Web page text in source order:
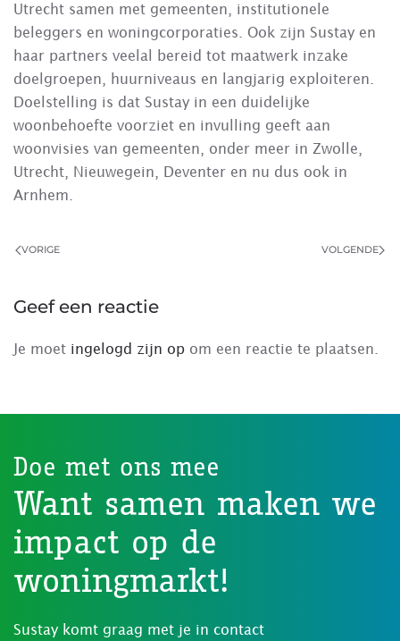
Utrecht samen met gemeenten, institutionele
beleggers en woningcorporaties. Ook zijn Sustay en
haar partners veelal bereid tot maatwerk inzake
doelgroepen, huurniveaus en langjarig exploiteren.
Doelstelling is dat Sustay in een duidelijke
woonbehoefte voorziet en invulling geeft aan
woonvisies van gemeenten, onder meer in Zwolle,
Utrecht, Nieuwegein, Deventer en nu dus ook in
Arnhem.
VORIGE VOLGENDE
Geef een reactie
Je moet ingelogd zijn op om een reactie te plaatsen.
Doe met ons mee
Want samen maken we
impact op de
woningmarkt!
Sustay komt graag met je in contact